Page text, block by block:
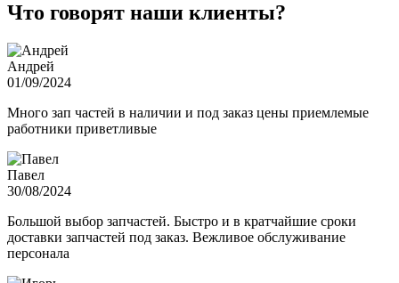
Что говорят наши клиенты?
Андрей
01/09/2024
Много зап частей в наличии и под заказ цены приемлемые
работники приветливые
Павел
30/08/2024
Большой выбор запчастей. Быстро и в кратчайшие сроки
доставки запчастей под заказ. Вежливое обслуживание
персонала